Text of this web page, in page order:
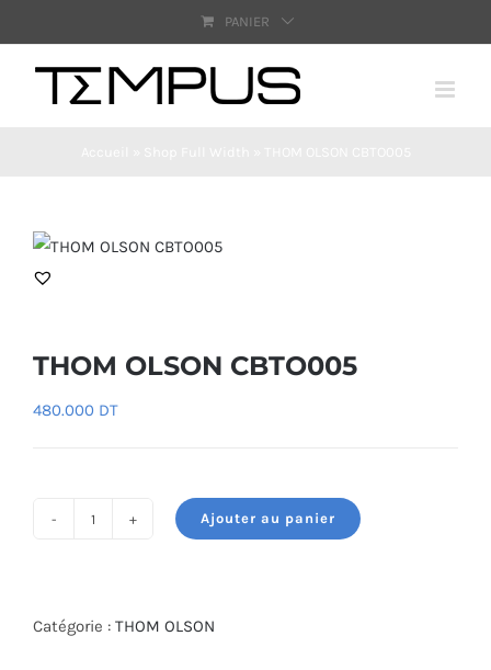
au
contenu
PANIER
THOM OLSON CBTO005
480.000 DT
OLSON
Ajouter au panier
Catégorie : THOM OLSON